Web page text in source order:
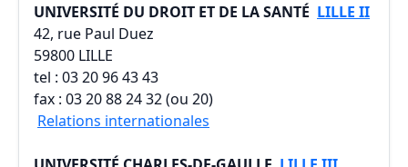
UNIVERSITÉ DU DROIT ET DE LA SANTÉ LILLE II
42, rue Paul Duez
59800 LILLE
tel : 03 20 96 43 43
fax : 03 20 88 24 32 (ou 20)
Relations internationales